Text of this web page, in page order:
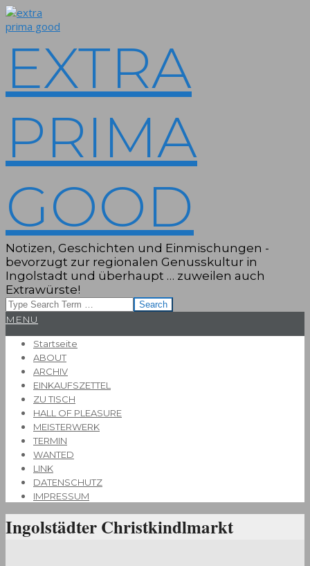
Skip
to
EXTRA
PRIMA
GOOD
Notizen, Geschichten und Einmischungen -
bevorzugt zur regionalen Genusskultur in
Ingolstadt und überhaupt … zuweilen auch
Extrawürste!
Search
Primary
Menu
MENU
Startseite
ABOUT
ARCHIV
EINKAUFSZETTEL
ZU TISCH
HALL OF PLEASURE
MEISTERWERK
TERMIN
WANTED
LINK
DATENSCHUTZ
IMPRESSUM
Ingolstädter Christkindlmarkt